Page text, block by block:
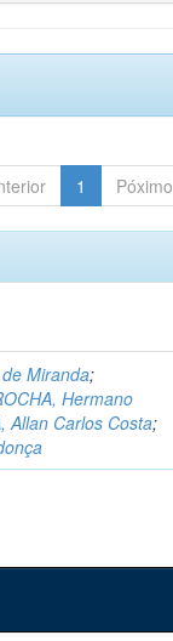
1 Póximo
Miranda;
Hermano
Allan Carlos Costa;